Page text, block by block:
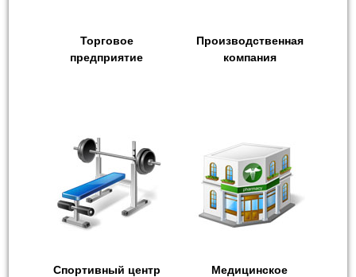
Торговое
предприятие
Производственная
компания
Спортивный центр
Медицинское